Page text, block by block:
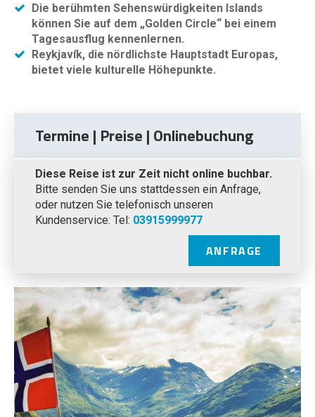
Die berühmten Sehenswürdigkeiten Islands
können Sie auf dem „Golden Circle“ bei einem
Tagesausflug kennenlernen.
Reykjavík, die nördlichste Hauptstadt Europas,
bietet viele kulturelle Höhepunkte.
Termine | Preise | Onlinebuchung
Diese Reise ist zur Zeit nicht online buchbar.
Bitte senden Sie uns stattdessen ein Anfrage,
oder nutzen Sie telefonisch unseren
Kundenservice: Tel: 03915999977
ANFRAGE